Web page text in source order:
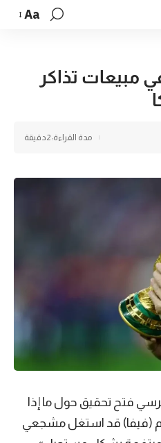
Aa
مبيعات تذاكر
مدة القراءة: 2دقيقة
فتح تحقيق حول ما إذا
(فيفا) قد استغل مشجعي